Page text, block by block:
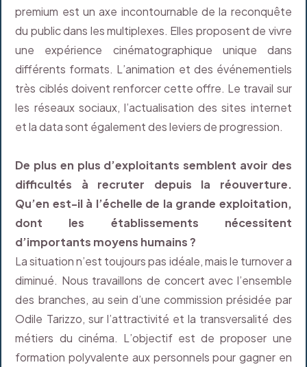
premium est un axe incontournable de la reconquête
du public dans les multiplexes. Elles proposent de vivre
une expérience cinématographique unique dans
différents formats. L’animation et des événementiels
très ciblés doivent renforcer cette offre. Le travail sur
les réseaux sociaux, l’actualisation des sites internet
et la data sont également des leviers de progression.
De plus en plus d’exploitants semblent avoir des
difficultés à recruter depuis la réouverture.
Qu’en est-il à l’échelle de la grande exploitation,
dont les établissements nécessitent
d’importants moyens humains ?
La situation n’est toujours pas idéale, mais le turnover a
diminué. Nous travaillons de concert avec l’ensemble
des branches, au sein d’une commission présidée par
Odile Tarizzo, sur l’attractivité et la transversalité des
métiers du cinéma. L’objectif est de proposer une
formation polyvalente aux personnels pour gagner en